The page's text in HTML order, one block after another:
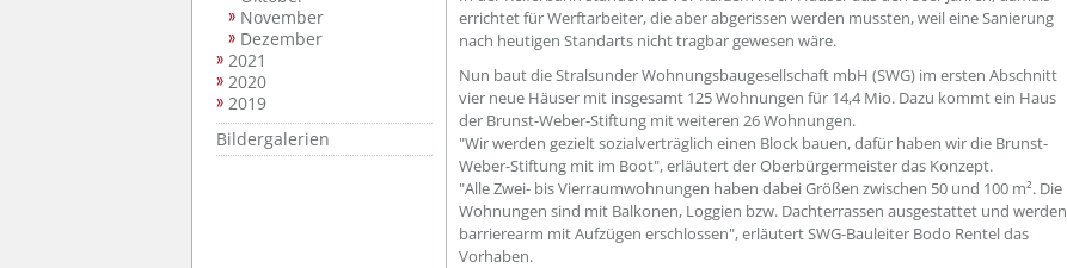
November
Dezember
2021
2020
2019
Bildergalerien
errichtet für Werftarbeiter, die aber abgerissen werden mussten, weil eine Sanierung
nach heutigen Standarts nicht tragbar gewesen wäre.
Nun baut die Stralsunder Wohnungsbaugesellschaft mbH (SWG) im ersten Abschnitt
vier neue Häuser mit insgesamt 125 Wohnungen für 14,4 Mio. Dazu kommt ein Haus
der Brunst-Weber-Stiftung mit weiteren 26 Wohnungen.
"Wir werden gezielt sozialverträglich einen Block bauen, dafür haben wir die Brunst-
Weber-Stiftung mit im Boot", erläutert der Oberbürgermeister das Konzept.
"Alle Zwei- bis Vierraumwohnungen haben dabei Größen zwischen 50 und 100 m². Die
Wohnungen sind mit Balkonen, Loggien bzw. Dachterrassen ausgestattet und werden
barrierearm mit Aufzügen erschlossen", erläutert SWG-Bauleiter Bodo Rentel das
Vorhaben.